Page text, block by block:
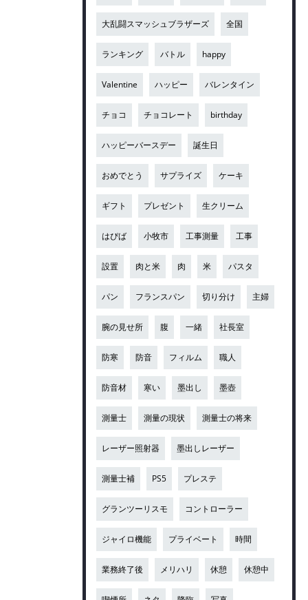
大乱闘スマッシュブラザーズ 全国
ランキング バトル happy
Valentine ハッピー バレンタイン
チョコ チョコレート birthday
ハッピーバースデー 誕生日
おめでとう サプライズ ケーキ
ギフト プレゼント 生クリーム
はぴば 小牧市 工事測量 工事
設置 肉と米 肉 米 パスタ
パン フランスパン 切り分け 主婦
腕の見せ所 腹 一緒 社長室
防寒 防音 フィルム 職人
防音材 寒い 墨出し 墨壺
測量士 測量の現状 測量士の将来
レーザー照射器 墨出しレーザー
測量士補 PS5 プレステ
グランツーリスモ コントローラー
ジャイロ機能 プライベート 時間
業務終了後 メリハリ 休憩 休憩中